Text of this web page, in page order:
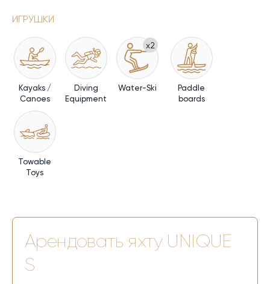
ИГРУШКИ
Kayaks /
Canoes
Diving
Equipment
x2
Water-Ski
Paddle
boards
Towable
Toys
Арендовать яхту UNIQUE
S